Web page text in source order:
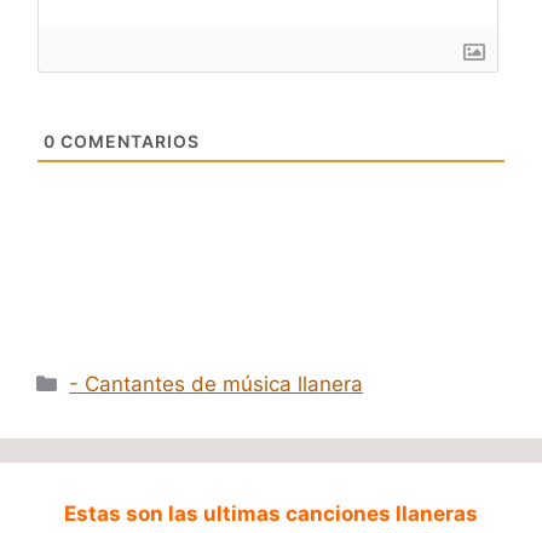
0 COMENTARIOS
Categorías
- Cantantes de música llanera
Estas son las ultimas canciones llaneras